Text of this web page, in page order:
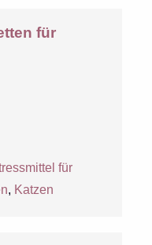
für
für
, Katzen